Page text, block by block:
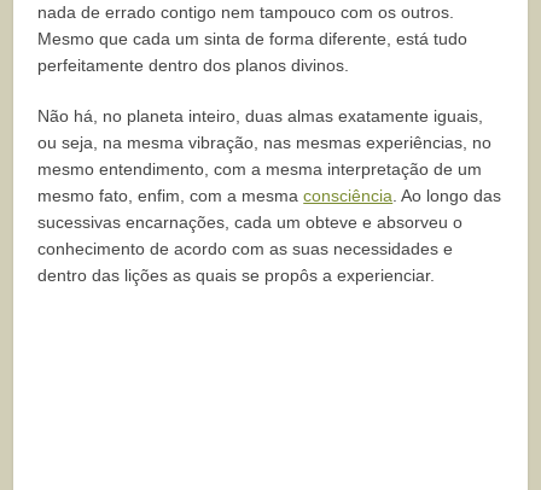
nada de errado contigo nem tampouco com os outros.
Mesmo que cada um sinta de forma diferente, está tudo
perfeitamente dentro dos planos divinos.
Não há, no planeta inteiro, duas almas exatamente iguais,
ou seja, na mesma vibração, nas mesmas experiências, no
mesmo entendimento, com a mesma interpretação de um
mesmo fato, enfim, com a mesmaconsciência . Ao longo das
sucessivas encarnações, cada um obteve e absorveu o
conhecimento de acordo com as suas necessidades e
dentro das lições as quais se propôs a experienciar.